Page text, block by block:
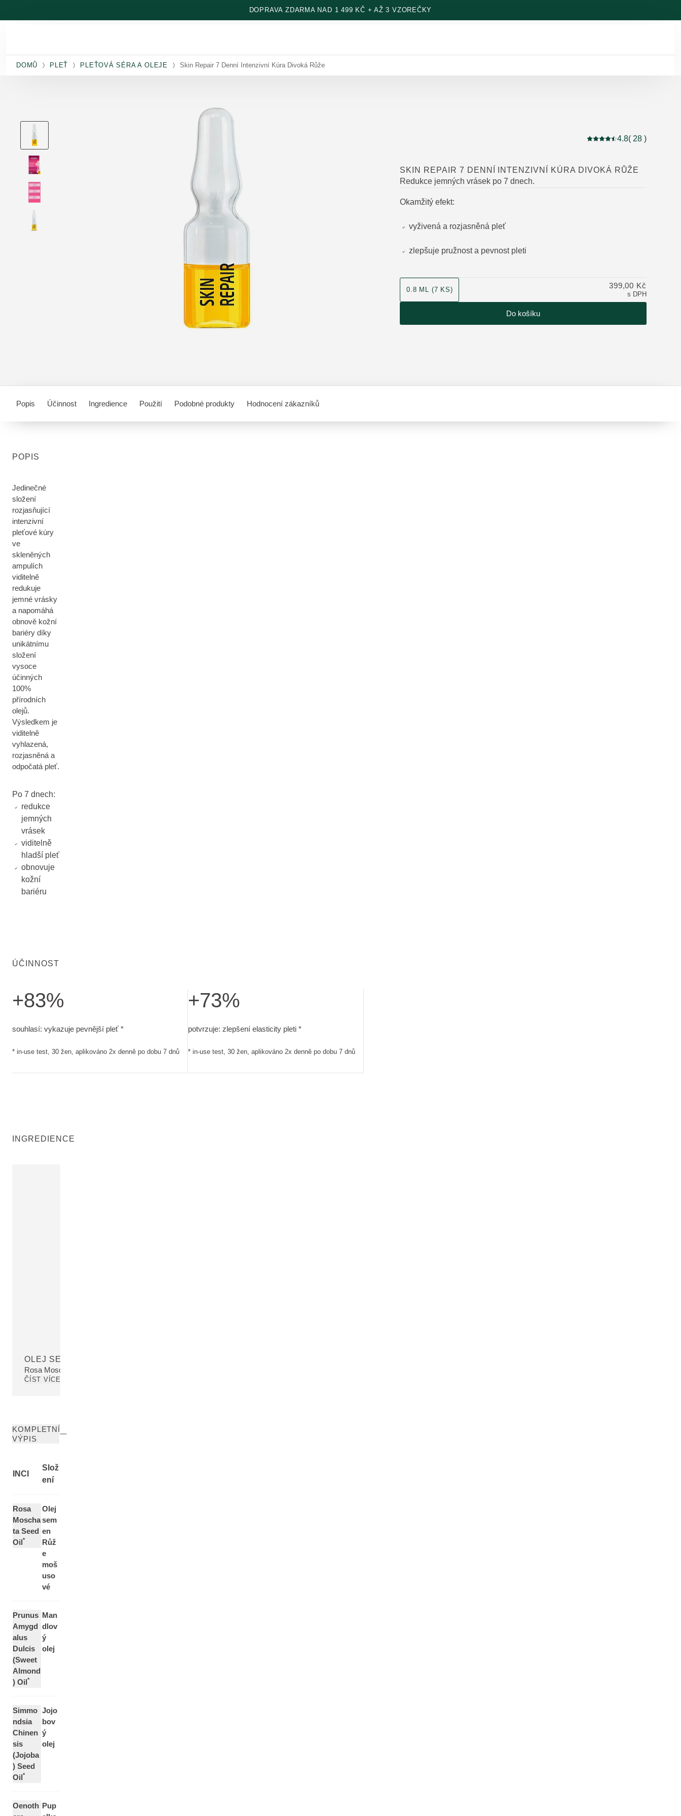
DOPRAVA ZDARMA NAD 1 499 KČ + AŽ 3 VZOREČKY
DOMŮ PLEŤ PLEŤOVÁ SÉRA A OLEJE Skin Repair 7 Denní Intenzivní Kúra Divoká Růže
Aktuální hodnocení: 4.8
4.8( 28 )
SKIN REPAIR 7 DENNÍ INTENZIVNÍ KÚRA DIVOKÁ RŮŽE
Redukce jemných vrásek po 7 dnech.
Okamžitý efekt:
vyživená a rozjasněná pleť
zlepšuje pružnost a pevnost pleti
0.8 ML (7 KS)
s DPH
399,00 Kč
Do košíku
Popis Účinnost Ingredience Použití Podobné produkty Hodnocení zákazníků
POPIS
Jedinečné
složení
rozjasňující
intenzivní
pleťové kúry
ve
skleněných
ampulích
viditelně
redukuje
jemné vrásky
a napomáhá
obnově kožní
bariéry díky
unikátnímu
složení
vysoce
účinných
100%
přírodních
olejů.
Výsledkem je
viditelně
vyhlazená,
rozjasněná a
odpočatá pleť.
Po 7 dnech:
redukce
jemných
vrásek
viditelně
hladší pleť
obnovuje
kožní
bariéru
ÚČINNOST
+83%
souhlasí: vykazuje pevnější pleť *
* in-use test, 30 žen, aplikováno 2x denně po dobu 7 dnů
+73%
potvrzuje: zlepšení elasticity pleti *
* in-use test, 30 žen, aplikováno 2x denně po dobu 7 dnů
INGREDIENCE
OLEJ SEMEN RŮŽE MOŠUSOVÉ
Rosa Moschata Seed Oil
ČÍST VÍCE
KOMPLETNÍ
VÝPIS
INCI
Slož
ení
Rosa
Moscha
ta Seed
Oil*
Olej
sem
en
Růž
e
moš
uso
vé
Prunus
Amygd
alus
Dulcis
(Sweet
Almond
) Oil*
Man
dlov
ý
olej
Simmo
ndsia
Chinen
sis
(Jojoba
) Seed
Oil*
Jojo
bov
ý
olej
Oenoth Pup